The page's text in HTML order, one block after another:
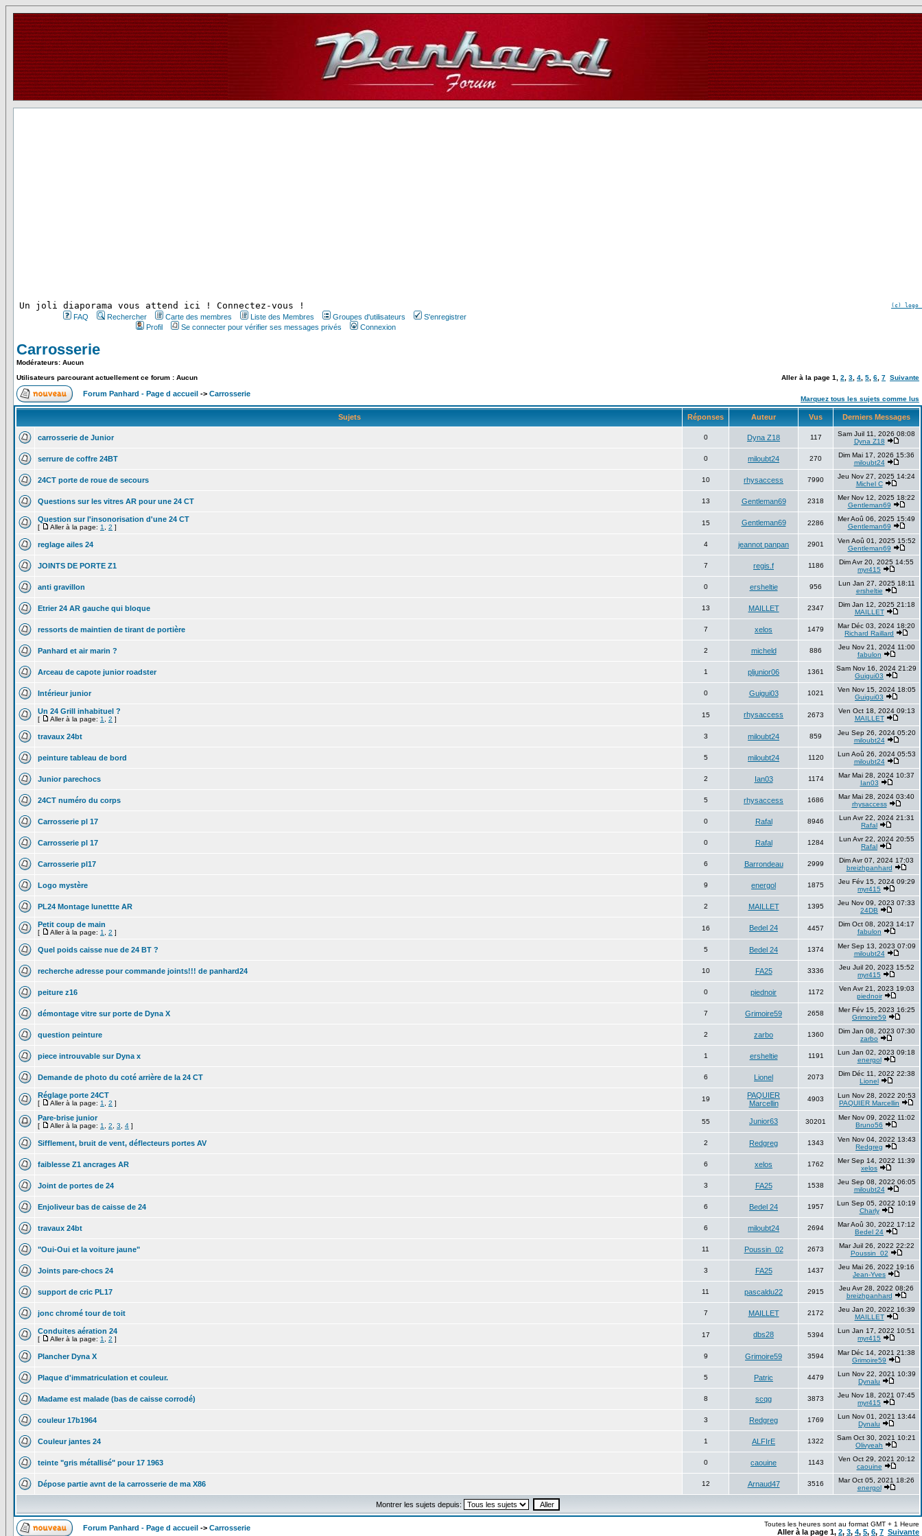
Un joli diaporama vous attend ici ! Connectez-vous ! (c) logo
FAQ Rechercher Carte des membres Liste des Membres Groupes d'utilisateurs
S'enregistrer
Profil
Se connecter pour vérifier ses messages privés Connexion
Carrosserie
Modérateurs: Aucun
Utilisateurs parcourant actuellement ce forum : Aucun
Aller à la page 1 2 3 4 5 6 7 Suivante
Forum Panhard - Page d accueil -> Carrosserie
Marquez tous les sujets comme lus
Sujets Réponses Auteur Vus Derniers Messages
carrosserie de Junior 0 Dyna Z18 117
Sam Juil 11, 2026 08:08
Dyna Z18
serrure de coffre 24BT 0 miloubt24 270
Dim Mai 17, 2026 15:36
miloubt24
24CT porte de roue de secours 10 rhysaccess 7990
Jeu Nov 27, 2025 14:24
Michel C
Questions sur les vitres AR pour une 24 CT 13 Gentleman69 2318
Mer Nov 12, 2025 18:22
Gentleman69
Question sur l'insonorisation d'une 24 CT
[ Aller à la page: 1 2 ]
15 Gentleman69 2286
Mer Aoû 06, 2025 15:49
Gentleman69
reglage ailes 24 4 jeannot panpan 2901
Ven Aoû 01, 2025 15:52
Gentleman69
JOINTS DE PORTE Z1 7 regis.f 1186
Dim Avr 20, 2025 14:55
myr415
anti gravillon 0 ersheltie 956
Lun Jan 27, 2025 18:11
ersheltie
Etrier 24 AR gauche qui bloque 13 MAILLET 2347
Dim Jan 12, 2025 21:18
MAILLET
ressorts de maintien de tirant de portière 7 xelos 1479
Mar Déc 03, 2024 18:20
Richard Raillard
Panhard et air marin ? 2 micheld 886
Jeu Nov 21, 2024 11:00
fabulon
Arceau de capote junior roadster 1 pljunior06 1361
Sam Nov 16, 2024 21:29
Guigui03
Intérieur junior 0 Guigui03 1021
Ven Nov 15, 2024 18:05
Guigui03
Un 24 Grill inhabituel ?
[ Aller à la page: 1 2 ]
15 rhysaccess 2673
Ven Oct 18, 2024 09:13
MAILLET
travaux 24bt 3 miloubt24 859
Jeu Sep 26, 2024 05:20
miloubt24
peinture tableau de bord 5 miloubt24 1120
Lun Aoû 26, 2024 05:53
miloubt24
Junior parechocs 2 Ian03 1174
Mar Mai 28, 2024 10:37
Ian03
24CT numéro du corps 5 rhysaccess 1686
Mar Mai 28, 2024 03:40
rhysaccess
Carrosserie pl 17 0 Rafal 8946
Lun Avr 22, 2024 21:31
Rafal
Carrosserie pl 17 0 Rafal 1284
Lun Avr 22, 2024 20:55
Rafal
Carrosserie pl17 6 Barrondeau 2999
Dim Avr 07, 2024 17:03
breizhpanhard
Logo mystère 9 energol 1875
Jeu Fév 15, 2024 09:29
myr415
PL24 Montage lunettte AR 2 MAILLET 1395
Jeu Nov 09, 2023 07:33
24DB
Petit coup de main
[ Aller à la page: 1 2 ]
16 Bedel 24 4457
Dim Oct 08, 2023 14:17
fabulon
Quel poids caisse nue de 24 BT ? 5 Bedel 24 1374
Mer Sep 13, 2023 07:09
miloubt24
recherche adresse pour commande joints!!! de panhard24 10 FA25 3336
Jeu Juil 20, 2023 15:52
myr415
peiture z16 0 piednoir 1172
Ven Avr 21, 2023 19:03
piednoir
démontage vitre sur porte de Dyna X 7 Grimoire59 2658
Mer Fév 15, 2023 16:25
Grimoire59
question peinture 2 zarbo 1360
Dim Jan 08, 2023 07:30
zarbo
piece introuvable sur Dyna x 1 ersheltie 1191
Lun Jan 02, 2023 09:18
energol
Demande de photo du coté arrière de la 24 CT 6 Lionel 2073
Dim Déc 11, 2022 22:38
Lionel
Réglage porte 24CT
[ Aller à la page: 1 2 ]
19
PAQUIER
Marcellin
4903
Lun Nov 28, 2022 20:53
PAQUIER Marcellin
Pare-brise junior
[ Aller à la page: 1 2 3 4 ]
55 Junior63 30201
Mer Nov 09, 2022 11:02
Bruno56
Sifflement, bruit de vent, déflecteurs portes AV 2 Redgreg 1343
Ven Nov 04, 2022 13:43
Redgreg
faiblesse Z1 ancrages AR 6 xelos 1762
Mer Sep 14, 2022 11:39
xelos
Joint de portes de 24 3 FA25 1538
Jeu Sep 08, 2022 06:05
miloubt24
Enjoliveur bas de caisse de 24 6 Bedel 24 1957
Lun Sep 05, 2022 10:19
Charly
travaux 24bt 6 miloubt24 2694
Mar Aoû 30, 2022 17:12
Bedel 24
"Oui-Oui et la voiture jaune" 11 Poussin_02 2673
Mar Juil 26, 2022 22:22
Poussin_02
Joints pare-chocs 24 3 FA25 1437
Jeu Mai 26, 2022 19:16
Jean-Yves
support de cric PL17 11 pascaldu22 2915
Jeu Avr 28, 2022 08:26
breizhpanhard
jonc chromé tour de toit 7 MAILLET 2172
Jeu Jan 20, 2022 16:39
MAILLET
Conduites aération 24
[ Aller à la page: 1 2 ]
17 dbs28 5394
Lun Jan 17, 2022 10:51
myr415
Plancher Dyna X 9 Grimoire59 3594
Mar Déc 14, 2021 21:38
Grimoire59
Plaque d'immatriculation et couleur. 5 Patric 4479
Lun Nov 22, 2021 10:39
Dynalu
Madame est malade (bas de caisse corrodé) 8 scqg 3873
Jeu Nov 18, 2021 07:45
myr415
couleur 17b1964 3 Redgreg 1769
Lun Nov 01, 2021 13:44
Dynalu
Couleur jantes 24 1 ALFIrE 1322
Sam Oct 30, 2021 10:21
Olivyeah
teinte "gris métallisé" pour 17 1963 0 caouine 1143
Ven Oct 29, 2021 20:12
caouine
Dépose partie avnt de la carrosserie de ma X86 12 Arnaud47 3516
Mar Oct 05, 2021 18:26
energol
Montrer les sujets depuis:
Forum Panhard - Page d accueil -> Carrosserie Toutes les heures sont au format GMT + 1 Heure
Aller à la page 1, 2, 3, 4, 5, 6, 7 Suivante